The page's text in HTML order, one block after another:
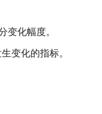
化幅度。
变化的指标。